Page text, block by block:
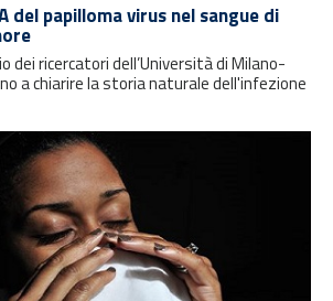
del papilloma virus nel sangue di
dei ricercatori dell’Università di Milano-
a chiarire la storia naturale dell'infezione